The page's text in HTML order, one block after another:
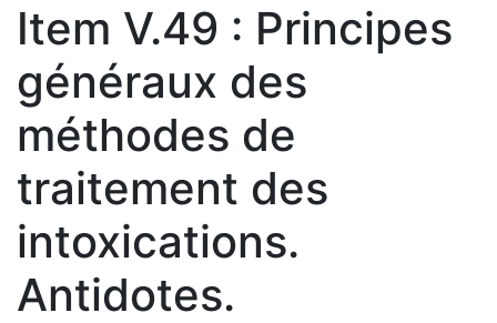
Item V.49 : Principes
généraux des
méthodes de
traitement des
intoxications.
Antidotes.